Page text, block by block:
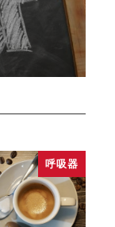
呼吸器